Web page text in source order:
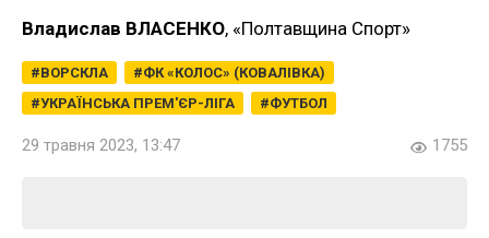
Владислав ВЛАСЕНКО, «Полтавщина Спорт»
ВОРСКЛА
ФК «КОЛОС» (КОВАЛІВКА)
УКРАЇНСЬКА ПРЕМ'ЄР-ЛІГА
ФУТБОЛ
29 травня 2023, 13:47 1755